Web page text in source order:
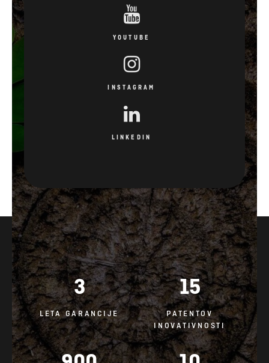
YOUTUBE
INSTAGRAM
LINKEDIN
3
LETA GARANCIJE
15
PATENTOV
INOVATIVNOSTI